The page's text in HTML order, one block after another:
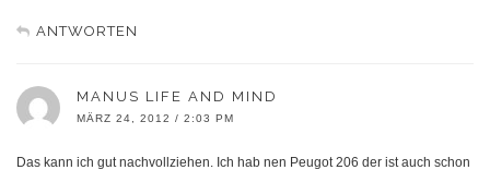
ANTWORTEN
MANUS LIFE AND MIND
MÄRZ 24, 2012 / 2:03 PM
Das kann ich gut nachvollziehen. Ich hab nen Peugot 206 der ist auch schon